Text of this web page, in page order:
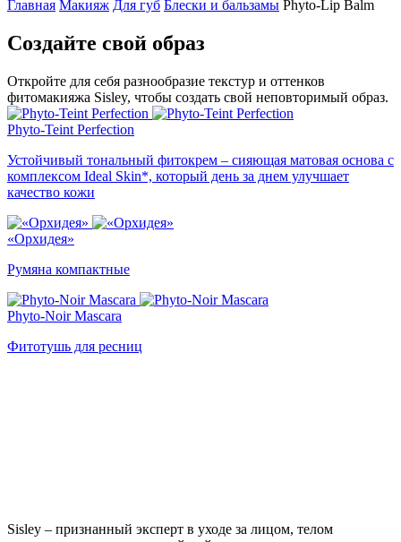
Главная Макияж Для губ Блески и бальзамы Phyto-Lip Balm
Создайте свой образ
Откройте для себя разнообразие текстур и оттенков
фитомакияжа Sisley, чтобы создать свой неповторимый образ.
Phyto-Teint Perfection
Устойчивый тональный фитокрем – сияющая матовая основа с
комплексом Ideal Skin*, который день за днем улучшает
качество кожи
«Орхидея»
Румяна компактные
Phyto-Noir Mascara
Фитотушь для ресниц
Sisley – признанный эксперт в уходе за лицом, телом